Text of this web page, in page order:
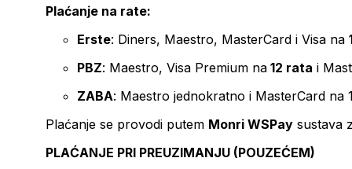
Plaćanje na rate:
Erste: Diners, Maestro, MasterCard i Visa na
PBZ: Maestro, Visa Premium na 12 rata i
ZABA: Maestro jednokratno i MasterCard na
Plaćanje se provodi putem Monri WSPay sustava
PLAĆANJE PRI PREUZIMANJU (POUZEĆEM)